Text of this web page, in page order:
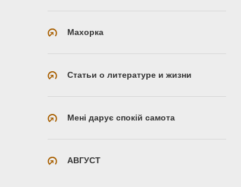
Махорка
Статьи о литературе и жизни
Мені дарує спокій самота
АВГУСТ